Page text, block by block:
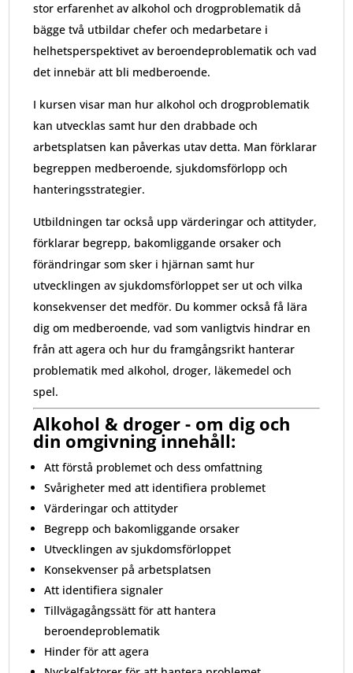
stor erfarenhet av alkohol och drogproblematik då
bägge två utbildar chefer och medarbetare i
helhetsperspektivet av beroendeproblematik och vad
det innebär att bli medberoende.
I kursen visar man hur alkohol och drogproblematik
kan utvecklas samt hur den drabbade och
arbetsplatsen kan påverkas utav detta. Manförklarar
begreppen medberoende, sjukdomsförlopp och
hanteringsstrategier.
Utbildningen tar också upp värderingar och attityder,
förklarar begrepp, bakomliggande orsaker och
förändringar som sker i hjärnan samt hur
utvecklingen av sjukdomsförloppet ser ut och vilka
konsekvenser det medför. Du kommer också få lära
dig om medberoende, vad som vanligtvis hindrar en
från att agera och hur du framgångsrikt hanterar
problematik med alkohol, droger, läkemedel och
spel.
Alkohol & droger - om dig och
din omgivning innehåll:
Att förstå problemet och dess omfattning
Svårigheter med att identifiera problemet
Värderingar och attityder
Begrepp och bakomliggande orsaker
Utvecklingen av sjukdomsförloppet
Konsekvenser på arbetsplatsen
Att identifiera signaler
Tillvägagångssätt för att hantera
beroendeproblematik
Hinder för att agera